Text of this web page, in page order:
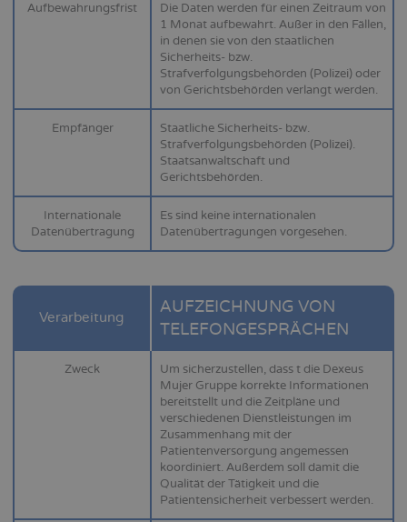
Aufbewahrungsfrist
Die Daten werden für einen Zeitraum von
1 Monat aufbewahrt. Außer in den Fällen,
in denen sie von den staatlichen
Sicherheits- bzw.
Strafverfolgungsbehörden (Polizei) oder
von Gerichtsbehörden verlangt werden.
Empfänger
Staatliche Sicherheits- bzw.
Strafverfolgungsbehörden (Polizei).
Staatsanwaltschaft und
Gerichtsbehörden.
Internationale
Datenübertragung
Es sind keine internationalen
Datenübertragungen vorgesehen.
Verarbeitung
AUFZEICHNUNG VON
TELEFONGESPRÄCHEN
Zweck
Um sicherzustellen, dass t die Dexeus
Mujer Gruppe korrekte Informationen
bereitstellt und die Zeitpläne und
verschiedenen Dienstleistungen im
Zusammenhang mit der
Patientenversorgung angemessen
koordiniert. Außerdem soll damit die
Qualität der Tätigkeit und die
Patientensicherheit verbessert werden.